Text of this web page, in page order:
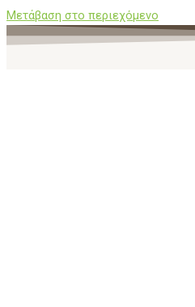
Μετάβαση στο περιεχόμενο